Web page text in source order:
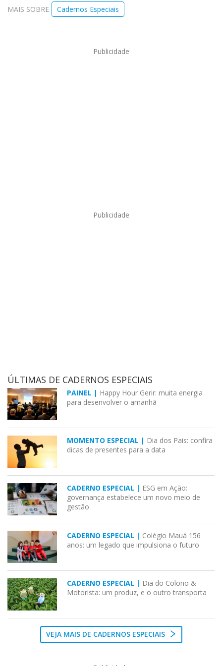
MAIS SOBRE Cadernos Especiais
Publicidade
Publicidade
ÚLTIMAS DE CADERNOS ESPECIAIS
PAINEL | Happy Hour Gerir: muita energia
para desenvolver o amanhã
MOMENTO ESPECIAL | Dia dos Pais: confira
dicas de presentes para a data
CADERNO ESPECIAL | ESG em Ação:
governança estabelece um novo meio de
gestão
CADERNO ESPECIAL | Colégio Mauá 156
anos: um legado que impulsiona o futuro
CADERNO ESPECIAL | Dia do Colono &
Motorista: um produz, e o outro transporta
VEJA MAIS DE CADERNOS ESPECIAIS